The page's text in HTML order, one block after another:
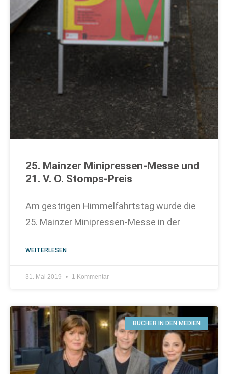
25. Mainzer Minipressen-Messe und
21. V. O. Stomps-Preis
Am gestrigen Himmelfahrtstag wurde die
25. Mainzer Minipressen-Messe in der
WEITERLESEN
31. Mai 2019 1 Kommentar
BÜCHER IN DEN MEDIEN